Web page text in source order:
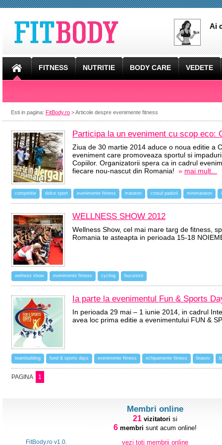
Ai
FITNESS NUTRITIE BODY CARE VEDETE
Esti in pagina: FitBody.ro > Articole despre evenimente fitness
Participa la un eveniment cu scop eco:
Ziua de 30 martie 2014 aduce o noua editie a
eveniment care promoveaza sportul si
Copiilor. Organizatorii spera ca in cadrul
fiecare nou-nascut din Romania! » mai mult...
competitie dolce sport evenimente fitness maraton crosul padurii minimaraton
WELLNESS SHOW 2012
Wellness Show, cel mai mare targ de fitness,
Romania te asteapta in perioada 15-18
welness show evenimente fitness cycling bucuresti
Ia parte la evenimentul Fun & Sports
In perioada 29 mai – 1 iunie 2014, in cadrul
avea loc prima editie a evenimentului FUN &
teambuilding fund & sports days evenimente fitness echipamente fitness brasov
PAGINA 1
FitBody.ro v1.0.
Membri online
21 vizitatori si
6 membri sunt acum online!
vezi toti membrii online